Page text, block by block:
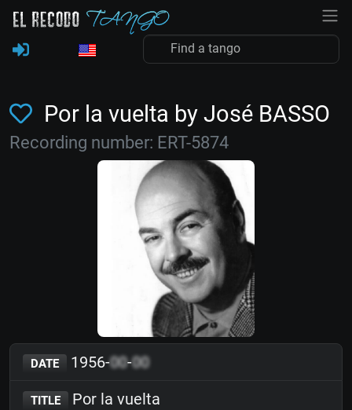
Por la vuelta by José BASSO
Recording number: ERT-5874
DATE 1956-00-00
TITLE Por la vuelta